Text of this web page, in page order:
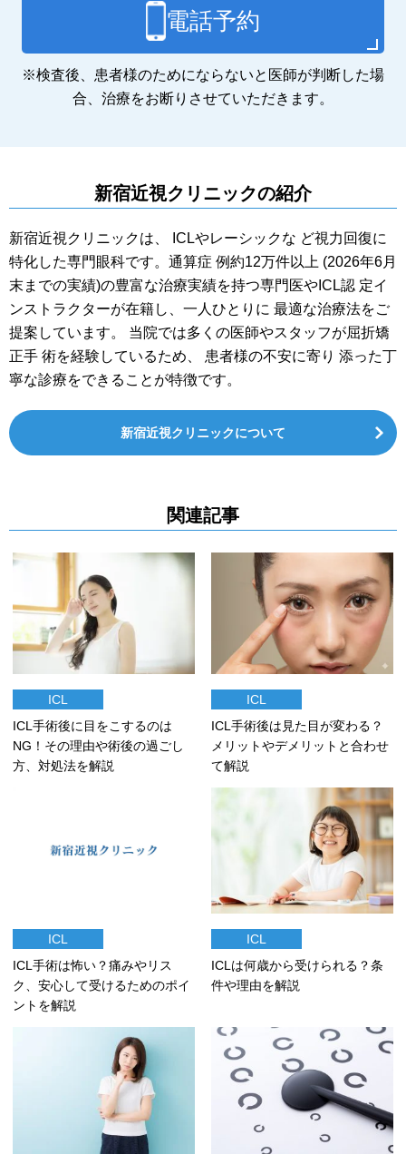
電話予約
※検査後、患者様のためにならないと医師が判断した場
合、治療をお断りさせていただきます。
新宿近視クリニックの紹介
新宿近視クリニックは、 ICLやレーシックな ど視力回復に
特化した専門眼科です。通算症 例約12万件以上 (2026年6月
末までの実績)の豊富な治療実績を持つ専門医やICL認 定イ
ンストラクターが在籍し、一人ひとりに 最適な治療法をご
提案しています。 当院では多くの医師やスタッフが屈折矯
正手 術を経験しているため、 患者様の不安に寄り 添った丁
寧な診療をできることが特徴です。
新宿近視クリニックについて
関連記事
ICL
ICL手術後に目をこするのは
NG！その理由や術後の過ごし
方、対処法を解説
ICL
ICL手術後は見た目が変わる？
メリットやデメリットと合わせ
て解説
ICL
ICL手術は怖い？痛みやリス
ク、安心して受けるためのポイ
ントを解説
ICL
ICLは何歳から受けられる？条
件や理由を解説